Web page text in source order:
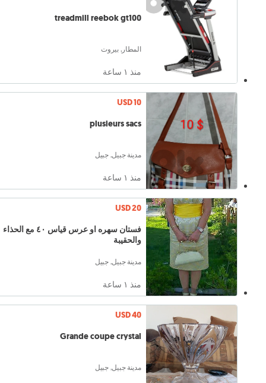
treadmill reebok gt100
المطار, بيروت
منذ ١ ساعة
USD 10
plusieurs sacs
مدينة جبيل, جبيل
منذ ١ ساعة
USD 20
فستان سهره او عرس قياس ٤٠ مع الحذاء
والحقيبة
مدينة جبيل, جبيل
منذ ١ ساعة
USD 40
Grande coupe crystal
مدينة جبيل, جبيل